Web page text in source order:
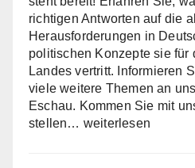
richtigen Antworten auf die
Herausforderungen in
politischen Konzepte sie für
Landes vertritt. Informieren
viele weitere Themen an
Eschau. Kommen Sie mit
stellen… Infostand
weiterlesen